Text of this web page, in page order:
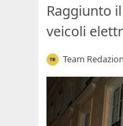
Raggiunto
veicoli
Team